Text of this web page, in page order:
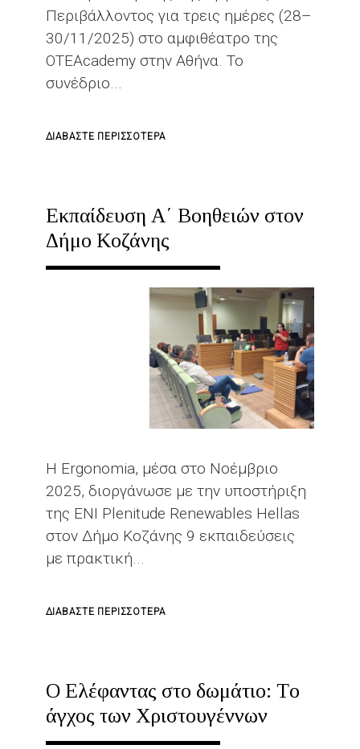
Περιβάλλοντος για τρεις ημέρες (28–
30/11/2025) στο αμφιθέατρο της
OTEAcademy στην Αθήνα. Το
συνέδριο...
ΔΙΑΒΆΣΤΕ ΠΕΡΙΣΣΌΤΕΡΑ
ΕΛΛΗΝΙΚΉΣ
ΕΤΑΙΡΕΊΑΣ
ΙΑΤΡΙΚΉΣ
ΤΗΣ
ΕΡΓΑΣΊΑΣ
ΠΕΡΙΒΆΛΛΟΝΤΟΣ
Εκπαίδευση Α΄ Βοηθειών στον
Δήμο Κοζάνης
Η Ergonomia, μέσα στο Νοέμβριο
2025, διοργάνωσε με την υποστήριξη
της ENI Plenitude Renewables Hellas
στον Δήμο Κοζάνης 9 εκπαιδεύσεις
με πρακτική...
ΔΙΑΒΆΣΤΕ ΠΕΡΙΣΣΌΤΕΡΑ
ΒΟΗΘΕΙΏΝ
ΣΤΟΝ
ΔΉΜΟ
Ο Eλέφαντας στο δωμάτιο: Tο
άγχος των Χριστουγέννων